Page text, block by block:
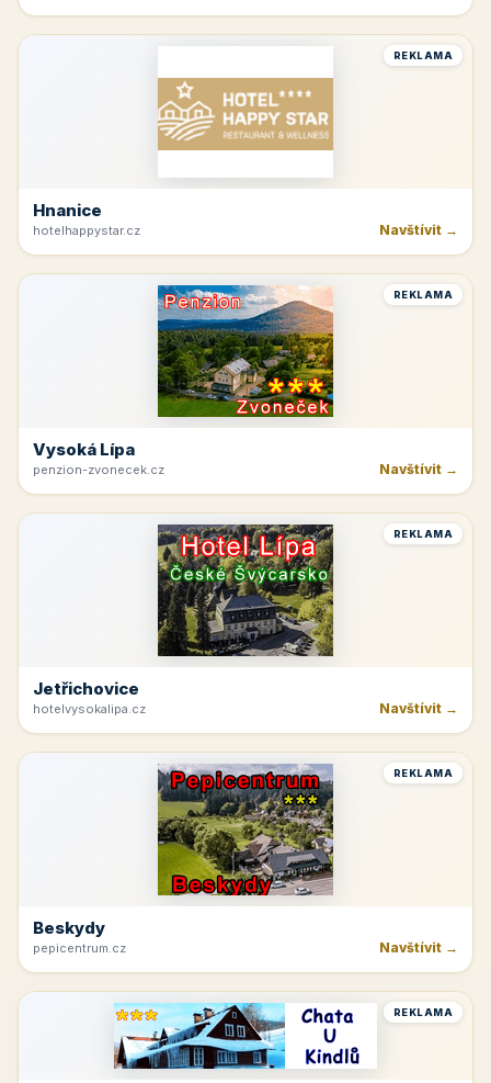
REKLAMA
Hnanice
hotelhappystar.cz Navštívit →
REKLAMA
Vysoká Lípa
penzion-zvonecek.cz Navštívit →
REKLAMA
Jetřichovice
hotelvysokalipa.cz Navštívit →
REKLAMA
Beskydy
pepicentrum.cz Navštívit →
REKLAMA